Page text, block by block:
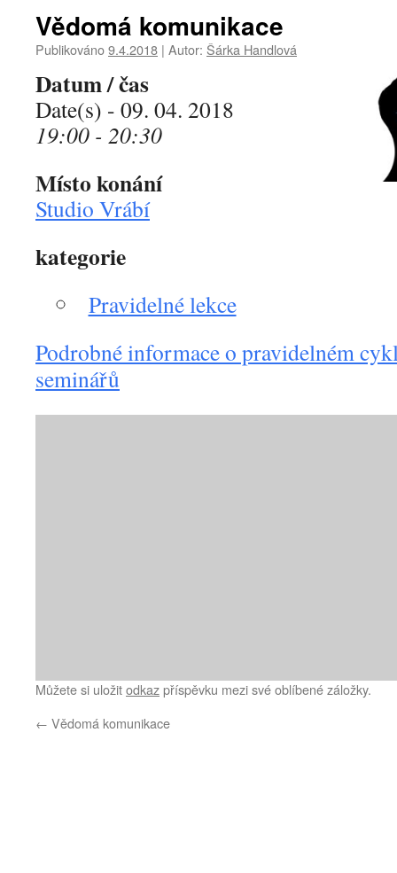
Vědomá komunikace
Publikováno9.4.2018 | Autor: Šárka Handlová
Datum / čas
Date(s) - 09. 04. 2018
19:00 - 20:30
Místo konání
Studio Vrábí
kategorie
Pravidelné lekce
Podrobné informace o pravidelném
seminářů
Můžete si uložitodkazpříspěvku mezi své oblíbené záložky.
← Vědomá komunikace